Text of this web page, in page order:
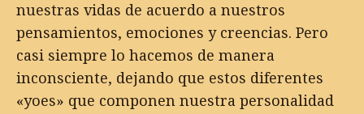
nuestras vidas de acuerdo a nuestros
pensamientos, emociones y creencias. Pero
casi siempre lo hacemos de manera
inconsciente, dejando que estos diferentes
«yoes» que componen nuestra personalidad